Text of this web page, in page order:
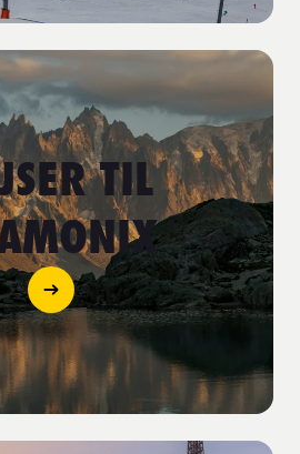
TIL